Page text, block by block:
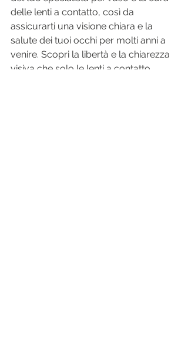
delle lenti a contatto, così da
assicurarti una visione chiara e la
salute dei tuoi occhi per molti anni a
venire. Scopri la libertà e la chiarezza
visiva che solo le lenti a contatto